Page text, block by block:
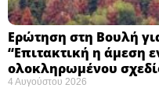
Ερώτηση στη Βουλή
“Eπιτακτική η άμεση
ολοκληρωμένου
4 Αυγούστου 2026